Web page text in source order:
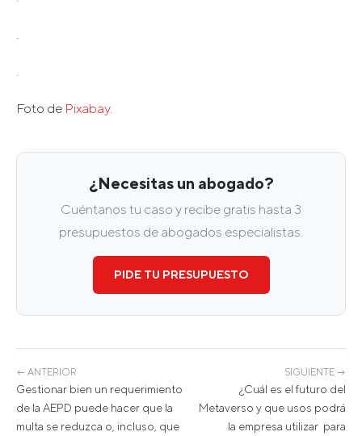
Foto de Pixabay.
¿Necesitas un abogado?
Cuéntanos tu caso y recibe gratis hasta 3
presupuestos de abogados especialistas.
PIDE TU PRESUPUESTO
← ANTERIOR
Gestionar bien un requerimiento
de la AEPD puede hacer que la
multa se reduzca o, incluso, que
SIGUIENTE →
¿Cuál es el futuro del
Metaverso y que usos podrá
la empresa utilizar para